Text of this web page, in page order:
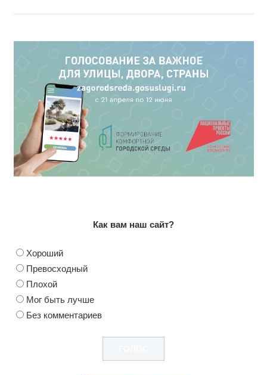
Как вам наш сайт?
Хороший
Превосходный
Плохой
Мог быть лучше
Без комментариев